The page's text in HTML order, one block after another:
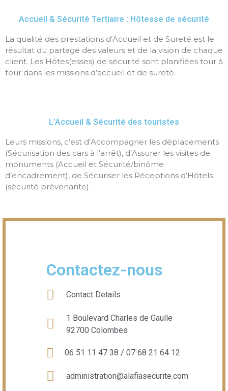
Accueil & Sécurité Tertiaire : Hôtesse de sécurité
La qualité des prestations d’Accueil et de Sureté est le
résultat du partage des valeurs et de la vision de chaque
client. Les Hôtes(esses) de sécurité sont planifiées tour à
tour dans les missions d’accueil et de sureté.
L’Accueil & Sécurité des touristes
Leurs missions, c’est d’Accompagner les déplacements
(Sécurisation des cars à l’arrêt), d’Assurer les visites de
monuments (Accueil et Sécurité/binôme
d’encadrement), de Sécuriser les Réceptions d’Hôtels
(sécurité prévenante).
Contactez-nous
Contact Details
1 Boulevard Charles de Gaulle
92700 Colombes
06 51 11 47 38 / 07 68 21 64 12
administration@alafiasecurite.com